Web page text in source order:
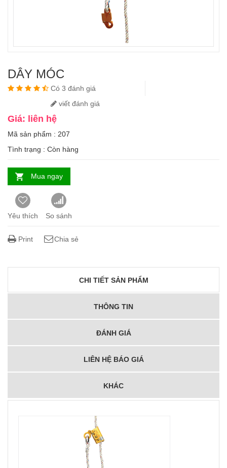
DÂY MÓC
Có 3 đánh giá
viết đánh giá
Giá: liên hệ
Mã sản phẩm : 207
Tình trạng : Còn hàng
Mua ngay
Yêu thích So sánh
Print Chia sẻ
CHI TIẾT SẢN PHẨM
THÔNG TIN
ĐÁNH GIÁ
LIÊN HỆ BÁO GIÁ
KHÁC